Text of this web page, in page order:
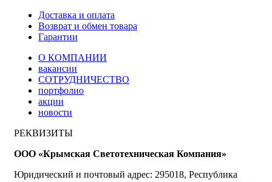
Доставка и оплата
Возврат и обмен товара
Гарантии
О КОМПАНИИ
вакансии
СОТРУДНИЧЕСТВО
портфолио
акции
новости
РЕКВИЗИТЫ
ООО «Крымская Светотехническая Компания»
Юридический и почтовый адрес: 295018, Республика